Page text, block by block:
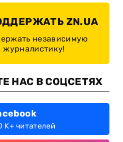
ZN.UA
независимую
журналистику!
НАС В СОЦСЕТЯХ
K+ читателей